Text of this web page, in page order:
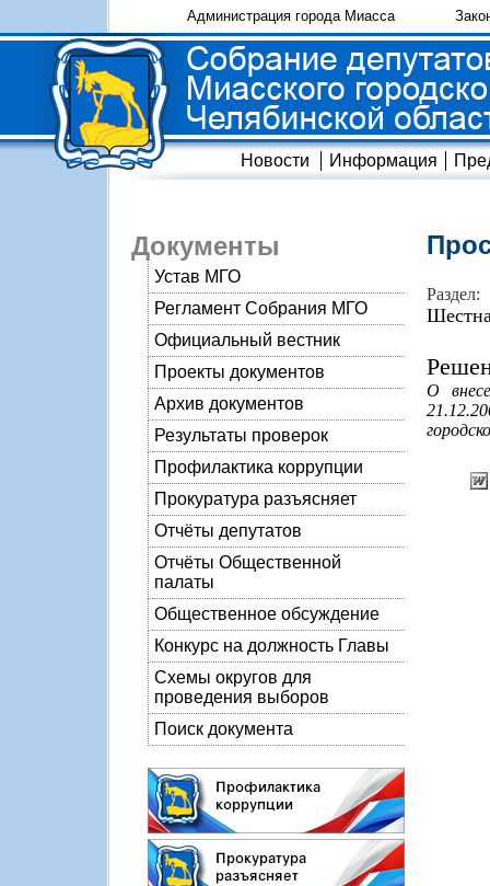
Администрация города Миасса
Новости Информация
Документы
Устав МГО
Регламент Собрания МГО
Официальный вестник
Проекты документов
Архив документов
Результаты проверок
Профилактика коррупции
Прокуратура разъясняет
Отчёты депутатов
Отчёты Общественной
палаты
Общественное обсуждение
Конкурс на должность Главы
Схемы округов для
проведения выборов
Поиск документа
Раздел:
О